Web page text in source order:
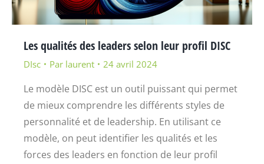
Les qualités des leaders selon leur profil DISC
DIsc Par laurent 24 avril 2024
Le modèle DISC est un outil puissant qui permet
de mieux comprendre les différents styles de
personnalité et de leadership. En utilisant ce
modèle, on peut identifier les qualités et les
forces des leaders en fonction de leur profil